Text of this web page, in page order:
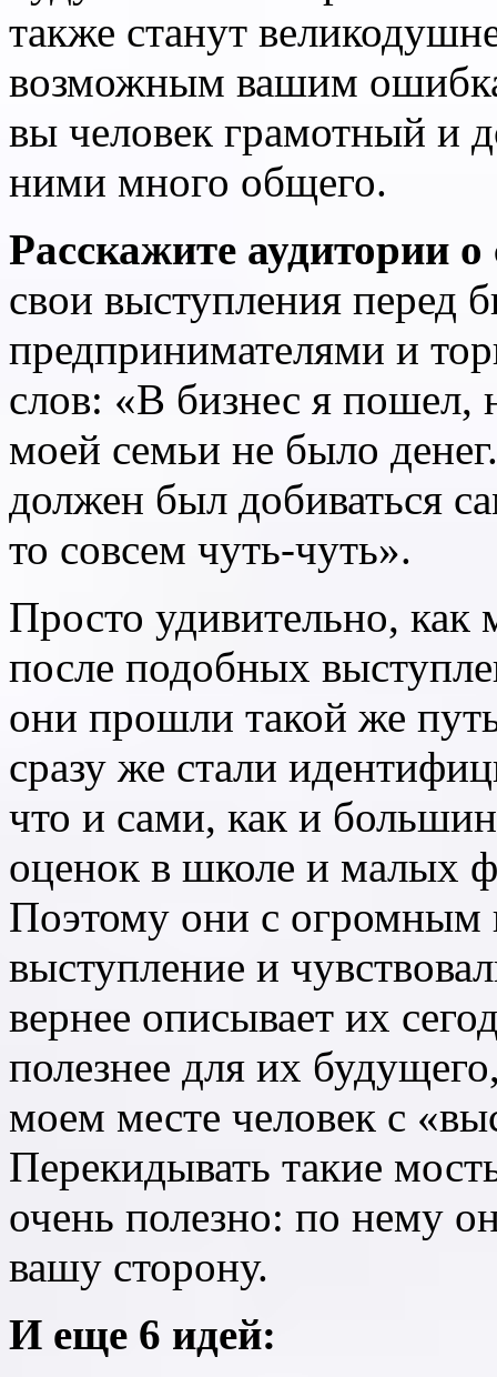
также станут
возможным вашим
вы человек грамотный и
ними много общего.
Расскажите аудитории о
свои выступления перед
предпринимателями и
слов: «В бизнес я
моей семьи не было
должен был добиваться
то совсем чуть-чуть».
Просто удивительно,
после подобных
они прошли такой же
сразу же стали
что и сами, как и
оценок в школе и малых
Поэтому они с огромным
выступление и
вернее описывает их
полезнее для их
моем месте человек с
Перекидывать такие
очень полезно: по нему
вашу сторону.
И еще 6 идей: